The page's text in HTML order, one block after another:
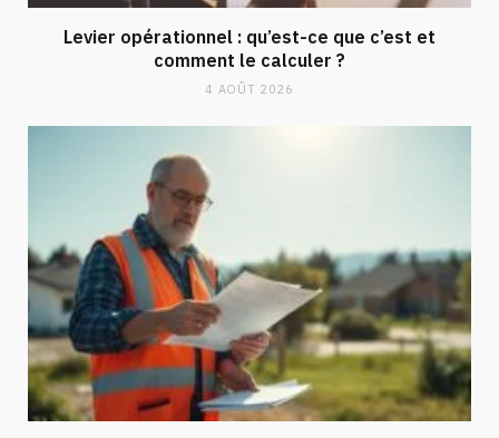
Levier opérationnel : qu’est-ce que c’est et
comment le calculer ?
4 AOÛT 2026